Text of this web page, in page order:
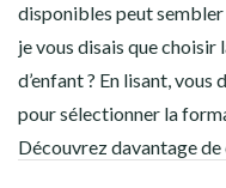
disponibles peut
je vous disais que
d’enfant ? En lisant,
pour sélectionner la
Découvrez davantage